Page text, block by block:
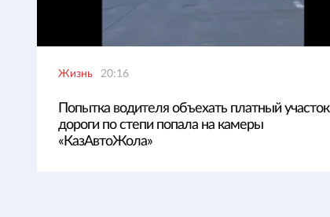
Жизнь 20:16
Попытка водителя объехать платный участок
дороги по степи попала на камеры
«КазАвтоЖола»